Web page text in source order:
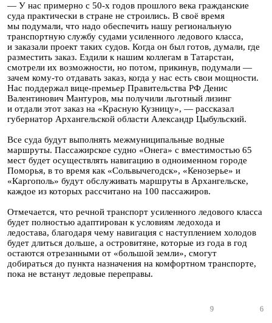
— У нас примерно с 50-х годов прошлого века гражданские
суда практически в стране не строились. В своё время
мы подумали, что надо обеспечить нашу региональную
транспортную службу судами усиленного ледового класса,
и заказали проект таких судов. Когда он был готов, думали, где
разместить заказ. Ездили к нашим коллегам в Татарстан,
смотрели их возможности, но потом, прикинув, подумали —
зачем кому-то отдавать заказ, когда у нас есть свои мощности.
Нас поддержал вице-премьер Правительства РФ Денис
Валентинович Мантуров, мы получили льготный лизинг
и отдали этот заказ на «Красную Кузницу», — рассказал
губернатор Архангельской области Александр Цыбульский.
Все суда будут выполнять межмуниципальные водные
маршруты. Пассажирское судно «Онега» с вместимостью 65
мест будет осуществлять навигацию в одноименном городе
Поморья, в то время как «Сольвычегодск», «Кенозерье» и
«Каргополь» будут обслуживать маршруты в Архангельске,
каждое из которых рассчитано на 100 пассажиров.
Отмечается, что речной транспорт усиленного ледового класса
будет полностью адаптирован к условиям ледохода и
ледостава, благодаря чему навигация с наступлением холодов
будет длиться дольше, а островитяне, которые из года в год
остаются отрезанными от «большой земли», смогут
добираться до пункта назначения на комфортном транспорте,
пока не встанут ледовые переправы.
9 6